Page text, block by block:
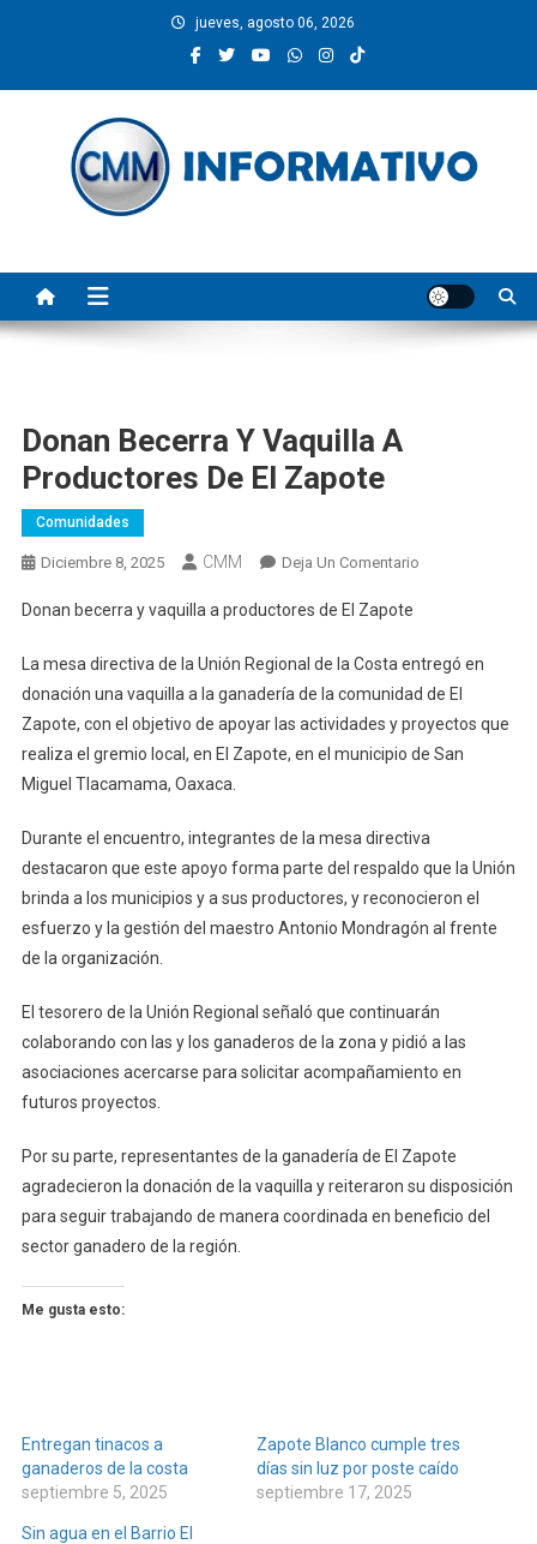
jueves, agosto 06, 2026
Donan Becerra Y Vaquilla A
Productores De El Zapote
Comunidades
Diciembre 8, 2025 CMM Deja Un ComentarioEn
Vaquilla
A
Productores
De
Donan becerra y vaquilla a productores de El Zapote
La mesa directiva de la Unión Regional de la Costa entregó en
donación una vaquilla a la ganadería de la comunidad de El
Zapote, con el objetivo de apoyar las actividades y proyectos que
realiza el gremio local, en El Zapote, en el municipio de San
Miguel Tlacamama, Oaxaca.
Durante el encuentro, integrantes de la mesa directiva
destacaron que este apoyo forma parte del respaldo que la Unión
brinda a los municipios y a sus productores, y reconocieron el
esfuerzo y la gestión del maestro Antonio Mondragón al frente
de la organización.
El tesorero de la Unión Regional señaló que continuarán
colaborando con las y los ganaderos de la zona y pidió a las
asociaciones acercarse para solicitar acompañamiento en
futuros proyectos.
Por su parte, representantes de la ganadería de El Zapote
agradecieron la donación de la vaquilla y reiteraron su disposición
para seguir trabajando de manera coordinada en beneficio del
sector ganadero de la región.
Me gusta esto:
Entregan tinacos a
ganaderos de la costa
septiembre 5, 2025
Zapote Blanco cumple tres
días sin luz por poste caído
septiembre 17, 2025
Sin agua en el Barrio El